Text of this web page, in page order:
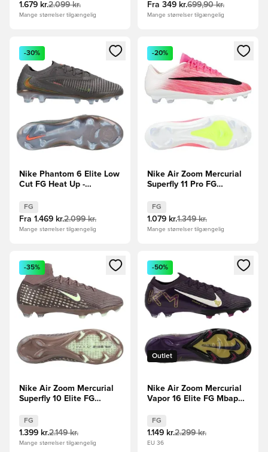
1.679 kr.2.099 kr.
Mange størrelser tilgængelig
Fra 349 kr.699,90 kr.
Mange størrelser tilgængelig
Åbner en Modal til at logge ind eller tilmelde dig som
-30%
Nike Phantom 6 Elite Low
Cut FG Heat Up -
FG
Fra 1.469 kr.2.099 kr.
Mange størrelser tilgængelig
Åbner en Modal til at logge
-20%
Nike Air Zoom Mercurial
Superfly 11 Pro FG
FG
1.079 kr.1.349 kr.
Mange størrelser tilgængelig
Åbner en Modal til at logge ind eller tilmelde dig som
-35%
Nike Air Zoom Mercurial
Superfly 10 Elite FG
Brun/Sølv
FG
1.399 kr.2.149 kr.
Mange størrelser tilgængelig
Åbner en Modal til at logge
Outlet
-50%
Nike Air Zoom Mercurial
Vapor 16 Elite FG Mbappé
Lilla/Hvid
FG
1.149 kr.2.299 kr.
EU 36